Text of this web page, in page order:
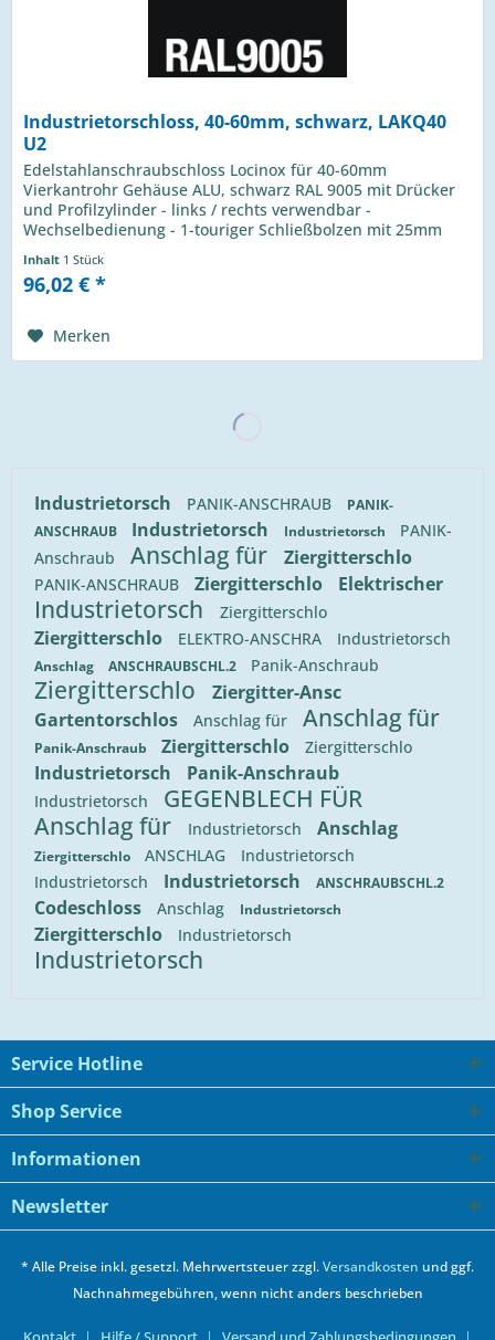
Industrietorschloss, 40-60mm, schwarz, LAKQ40
U2
Edelstahlanschraubschloss Locinox für 40-60mm
Vierkantrohr Gehäuse ALU, schwarz RAL 9005 mit Drücker
und Profilzylinder - links / rechts verwendbar -
Wechselbedienung - 1-touriger Schließbolzen mit 25mm
Inhalt 1 Stück
96,02 € *
Merken
Industrietorsch PANIK-ANSCHRAUB
PANIK-
ANSCHRAUB
Industrietorsch Industrietorsch
PANIK-
Anschraub
Anschlag für Ziergitterschlo
PANIK-ANSCHRAUB Ziergitterschlo Elektrischer
Industrietorsch Ziergitterschlo
Ziergitterschlo ELEKTRO-ANSCHRA Industrietorsch
Anschlag ANSCHRAUBSCHL.2 Panik-Anschraub
Ziergitterschlo
Ziergitter-Ansc
Gartentorschlos
Anschlag für Anschlag für
Panik-Anschraub Ziergitterschlo Ziergitterschlo
Industrietorsch Panik-Anschraub
Industrietorsch
GEGENBLECH FÜR
Anschlag für
Industrietorsch Anschlag
Ziergitterschlo ANSCHLAG
Industrietorsch
Industrietorsch
Industrietorsch ANSCHRAUBSCHL.2
Codeschloss Anschlag Industrietorsch
Ziergitterschlo Industrietorsch
Industrietorsch
Service Hotline
Shop Service
Informationen
Newsletter
* Alle Preise inkl. gesetzl. Mehrwertsteuer zzgl.Versandkosten und ggf.
Nachnahmegebühren, wenn nicht anders beschrieben